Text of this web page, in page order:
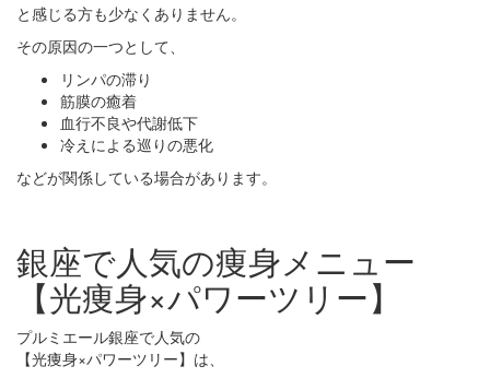
と感じる方も少なくありません。
その原因の一つとして、
リンパの滞り
筋膜の癒着
血行不良や代謝低下
冷えによる巡りの悪化
などが関係している場合があります。
銀座で人気の痩身メニュー
【光痩身×パワーツリー】
プルミエール銀座で人気の
【光痩身×パワーツリー】は、